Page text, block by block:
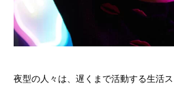
夜型の人々は、遅くまで活動する生活